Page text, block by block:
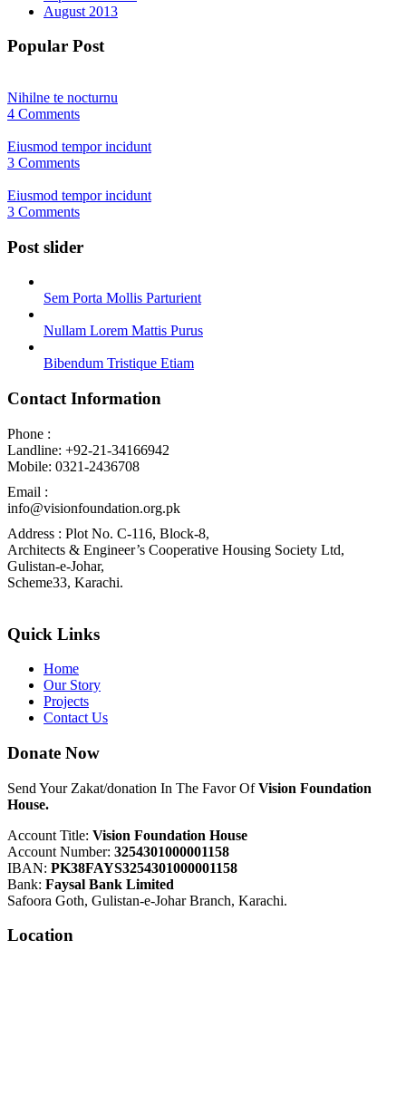
August 2013
Popular Post
Nihilne te nocturnu
4 Comments
Eiusmod tempor incidunt
3 Comments
Eiusmod tempor incidunt
3 Comments
Post slider
Sem Porta Mollis Parturient
Nullam Lorem Mattis Purus
Bibendum Tristique Etiam
Contact Information
Phone :
Landline: +92-21-34166942
Mobile: 0321-2436708
Email :
info@visionfoundation.org.pk
Address : Plot No. C-116, Block-8,
Architects & Engineer’s Cooperative Housing Society Ltd,
Gulistan-e-Johar,
Scheme33, Karachi.
Quick Links
Home
Our Story
Projects
Contact Us
Donate Now
Send Your Zakat/donation In The Favor OfVision Foundation
House.
Account Title: Vision Foundation House
Account Number: 3254301000001158
IBAN: PK38FAYS3254301000001158
Bank: Faysal Bank Limited
Safoora Goth, Gulistan-e-Johar Branch, Karachi.
Location